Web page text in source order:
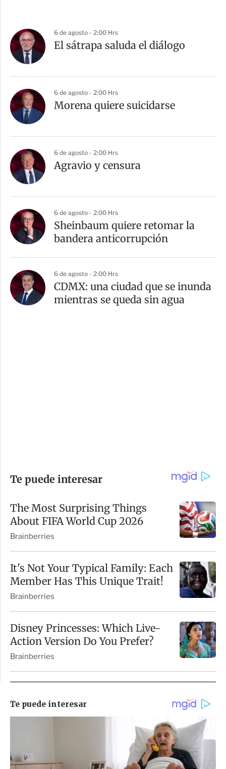
6 de agosto - 2:00 Hrs
El sátrapa saluda el diálogo
6 de agosto - 2:00 Hrs
Morena quiere suicidarse
6 de agosto - 2:00 Hrs
Agravio y censura
6 de agosto - 2:00 Hrs
Sheinbaum quiere retomar la
bandera anticorrupción
6 de agosto - 2:00 Hrs
CDMX: una ciudad que se inunda
mientras se queda sin agua